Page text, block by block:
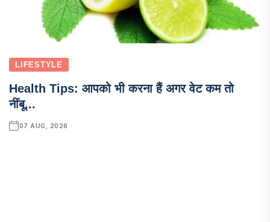
LIFESTYLE
Health Tips: आपको भी करना हैं अगर वेट कम तो
नींबू...
07 AUG, 2026